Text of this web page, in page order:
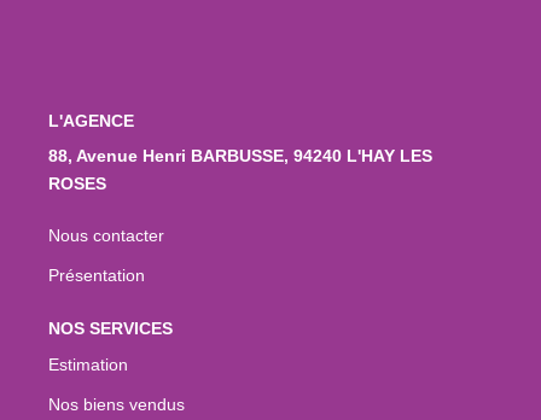
L'AGENCE
88, Avenue Henri BARBUSSE, 94240 L'HAY LES
ROSES
Nous contacter
Présentation
NOS SERVICES
Estimation
Nos biens vendus